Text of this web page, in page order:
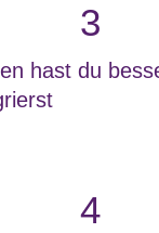
3
hast du
4